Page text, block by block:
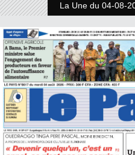
La Une du 04-08-